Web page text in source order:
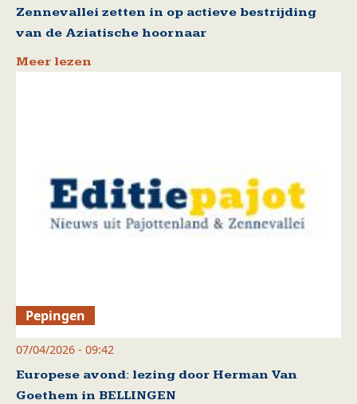
Zennevallei zetten in op actieve bestrijding
van de Aziatische hoornaar
Meer lezen
Pepingen
07/04/2026 - 09:42
Europese avond: lezing door Herman Van
Goethem in BELLINGEN